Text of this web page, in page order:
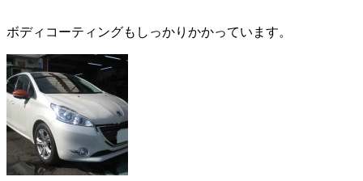
ボディコーティングもしっかりかかっています。